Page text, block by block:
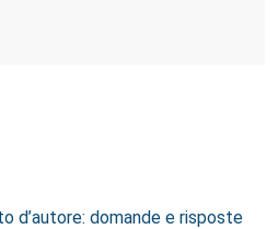
d’autore: domande e risposte